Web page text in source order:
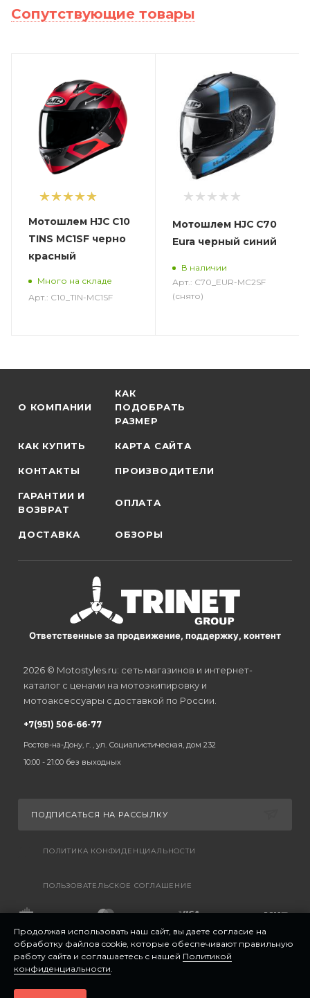
Сопутствующие товары
1
Мотошлем HJC C10
TINS MC1SF черно
красный
Много на складе
Арт.: C10_TIN-MC1SF
Мотошлем HJC C70
Eura черный синий
В наличии
Арт.: C70_EUR-MC2SF
(снято)
О КОМПАНИИ
КАК
ПОДОБРАТЬ
РАЗМЕР
КАК КУПИТЬ КАРТА САЙТА
КОНТАКТЫ ПРОИЗВОДИТЕЛИ
ГАРАНТИИ И
ВОЗВРАТ
ОПЛАТА
ДОСТАВКА ОБЗОРЫ
Ответственные за продвижение, поддержку, контент
2026 © Motostyles.ru: сеть магазинов и интернет-
каталог с ценами на мотоэкипировку и
мотоаксессуары с доставкой по России.
+7(951) 506-66-77
Ростов-на-Дону, г. , ул. Социалистическая, дом 232
10:00 - 21:00 без выходных
ПОДПИСАТЬСЯ НА РАССЫЛКУ
ПОЛИТИКА КОНФИДЕНЦИАЛЬНОСТИ
ПОЛЬЗОВАТЕЛЬСКОЕ СОГЛАШЕНИЕ
Продолжая использовать наш сайт, вы даете согласие на
обработку файлов cookie, которые обеспечивают правильную
работу сайта и соглашаетесь с нашей Политикой
конфиденциальности.